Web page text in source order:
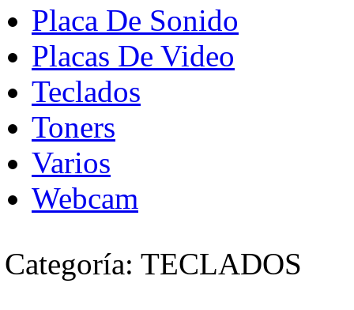
Placa De Sonido
Placas De Video
Teclados
Toners
Varios
Webcam
Categoría: TECLADOS